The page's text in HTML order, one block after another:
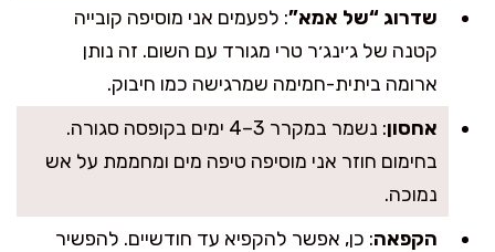
שדרוג “של אמא”: לפעמים אני מוסיפה קובייה
קטנה של ג׳ינג׳ר טרי מגורד עם השום. זה נותן
ארומה ביתית-חמימה שמרגישה כמו חיבוק.
אחסון
: נשמר במקרר 3–4 ימים בקופסה סגורה.
בחימום חוזר אני מוסיפה טיפה מים ומחממת על אש
נמוכה.
הקפאה: כן, אפשר להקפיא עד חודשיים. להפשיר